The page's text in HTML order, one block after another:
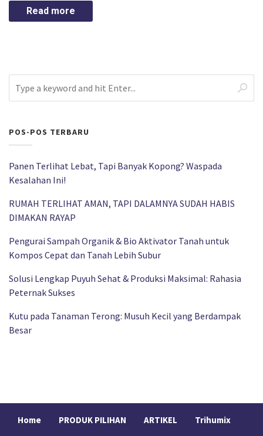
Read more
POS-POS TERBARU
Panen Terlihat Lebat, Tapi Banyak Kopong? Waspada
Kesalahan Ini!
RUMAH TERLIHAT AMAN, TAPI DALAMNYA SUDAH HABIS
DIMAKAN RAYAP
Pengurai Sampah Organik & Bio Aktivator Tanah untuk
Kompos Cepat dan Tanah Lebih Subur
Solusi Lengkap Puyuh Sehat & Produksi Maksimal: Rahasia
Peternak Sukses
Kutu pada Tanaman Terong: Musuh Kecil yang Berdampak
Besar
Home PRODUK PILIHAN ARTIKEL Trihumix